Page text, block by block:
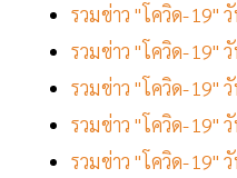
รวมข่าว "โควิด-19"
รวมข่าว "โควิด-19"
รวมข่าว "โควิด-19"
รวมข่าว "โควิด-19"
รวมข่าว "โควิด-19"